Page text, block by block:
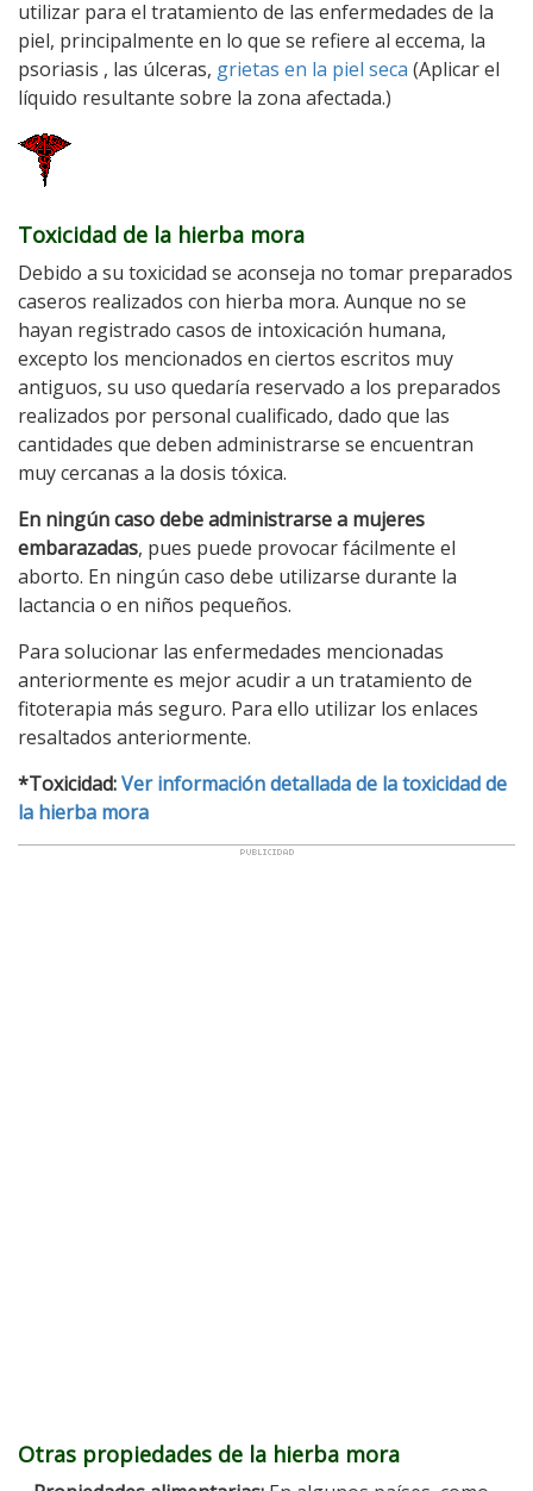
utilizar para el tratamiento de las enfermedades de la
piel, principalmente en lo que se refiere al eccema, la
psoriasis , las úlceras, grietas en la piel seca (Aplicar el
líquido resultante sobre la zona afectada.)
Toxicidad de la hierba mora
Debido a su toxicidad se aconseja no tomar preparados
caseros realizados con hierba mora. Aunque no se
hayan registrado casos de intoxicación humana,
excepto los mencionados en ciertos escritos muy
antiguos, su uso quedaría reservado a los preparados
realizados por personal cualificado, dado que las
cantidades que deben administrarse se encuentran
muy cercanas a la dosis tóxica.
En ningún caso debe administrarse a mujeres
embarazadas, pues puede provocar fácilmente el
aborto. En ningún caso debe utilizarse durante la
lactancia o en niños pequeños.
Para solucionar las enfermedades mencionadas
anteriormente es mejor acudir a un tratamiento de
fitoterapia más seguro. Para ello utilizar los enlaces
resaltados anteriormente.
*Toxicidad:Ver información detallada de la toxicidad de
la hierba mora
Otras propiedades de la hierba mora